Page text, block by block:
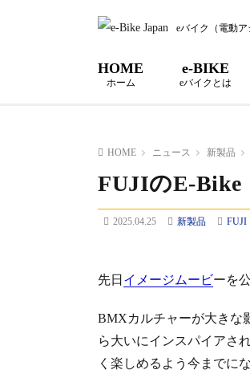
eバイク（電動
HOME
ホーム
e-BIKE
eバイクとは
HOME ニュース 新製品
FUJIのE-Bike
2025.04.25 新製品 FUJI
先日 イメージムービーを
BMXカルチャーが大きな
ら大いにインスパイアさ
く楽しめるよう今までに